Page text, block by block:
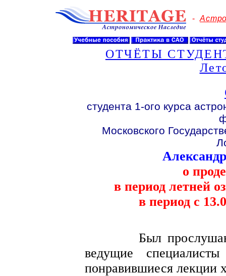
-
ОТЧЁТЫ
студента 1-ого курса
Московского
о
в период летней
в период с
Был прослушан
ведущие
понравившиеся лекции